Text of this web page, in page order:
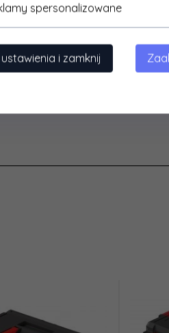
spersonalizowane
i zamknij